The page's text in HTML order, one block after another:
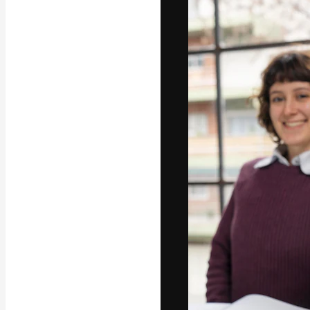
La plataforma
trabajo. Más
entre
estudios.
Español
Copyright © 2010-